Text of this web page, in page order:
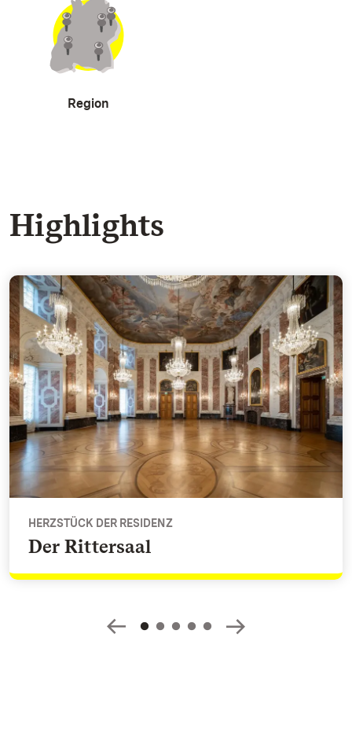
Region
Highlights
Der Rittersaal
HERZSTÜCK DER RESIDENZ
Der Rittersaal - Herzstück der Residenz